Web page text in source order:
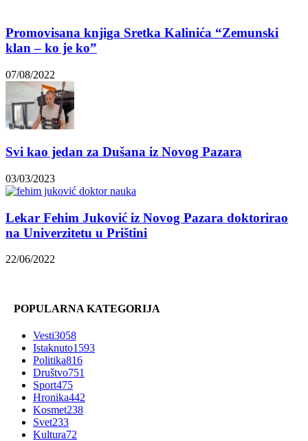
Promovisana knjiga Sretka Kalinića “Zemunski
klan – ko je ko”
07/08/2022
Svi kao jedan za Dušana iz Novog Pazara
03/03/2023
Lekar Fehim Juković iz Novog Pazara doktorirao
na Univerzitetu u Prištini
22/06/2022
POPULARNA KATEGORIJA
Vesti3058
Istaknuto1593
Politika816
Društvo751
Sport475
Hronika442
Kosmet238
Svet233
Kultura72